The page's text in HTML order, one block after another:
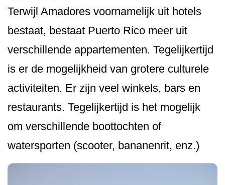
Terwijl Amadores voornamelijk uit hotels
bestaat, bestaat Puerto Rico meer uit
verschillende appartementen. Tegelijkertijd
is er de mogelijkheid van grotere culturele
activiteiten. Er zijn veel winkels, bars en
restaurants. Tegelijkertijd is het mogelijk
om verschillende boottochten of
watersporten (scooter, bananenrit, enz.)